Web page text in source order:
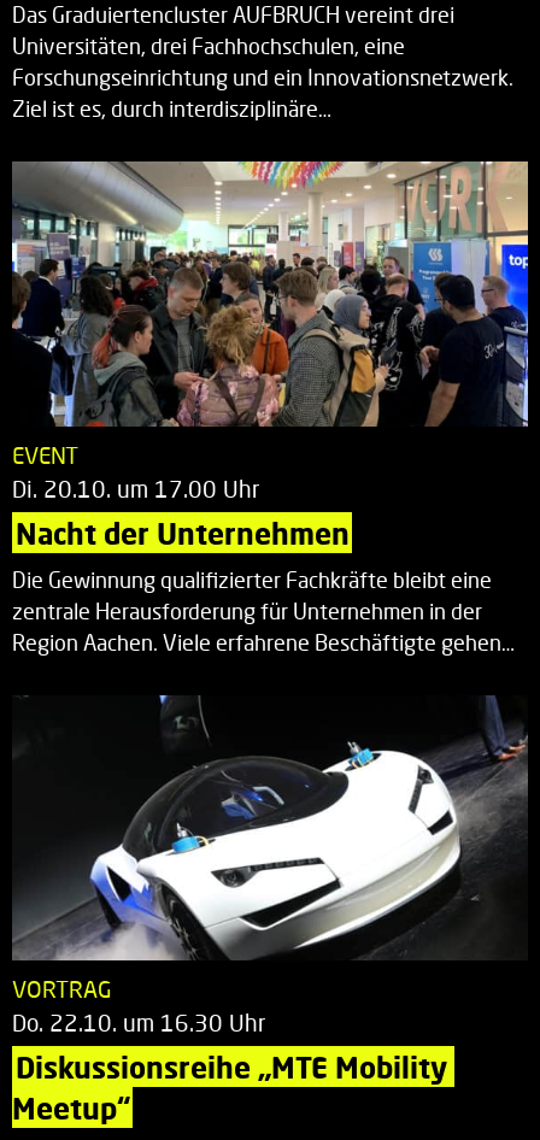
Das Graduiertencluster AUFBRUCH vereint drei
Universitäten, drei Fachhochschulen, eine
Forschungseinrichtung und ein Innovationsnetzwerk.
Ziel ist es, durch interdisziplinäre…
EVENT
Di. 20.10. um 17.00 Uhr
Nacht der Unternehmen
Die Gewinnung qualifizierter Fachkräfte bleibt eine
zentrale Herausforderung für Unternehmen in der
Region Aachen. Viele erfahrene Beschäftigte gehen…
VORTRAG
Do. 22.10. um 16.30 Uhr
Diskussionsreihe „MTE Mobility
Meetup“